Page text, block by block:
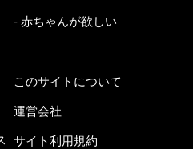
- 赤ちゃんが欲しい
このサイトについて
運営会社
サイト利用規約